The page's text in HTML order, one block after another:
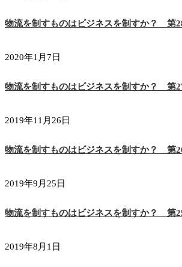
物流を制すものはビジネスを制すか？ 第
2020年1月7日
物流を制すものはビジネスを制すか？ 第
2019年11月26日
物流を制すものはビジネスを制すか？ 第
2019年9月25日
物流を制すものはビジネスを制すか？ 第
2019年8月1日